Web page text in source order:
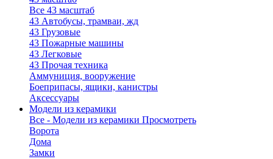
Все 43 масштаб
43 Автобусы, трамваи, жд
43 Грузовые
43 Пожарные машины
43 Легковые
43 Прочая техника
Аммуниция, вооружение
Боеприпасы, ящики, канистры
Аксессуары
Модели из керамики
Все - Модели из керамики Просмотреть
Ворота
Дома
Замки